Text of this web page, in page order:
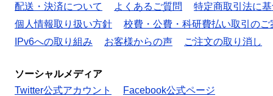
配送・決済について
よくあるご質問
特定商取引法に
個人情報取り扱い方針
校費・公費・科研費払い取引のご
IPv6への取り組み
お客様からの声 ご注文の取り消し
ソーシャルメディア
Twitter公式アカウント
Facebook公式ページ